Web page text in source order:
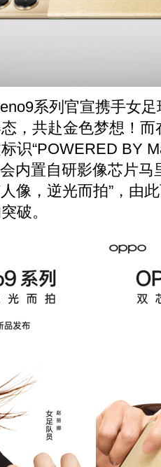
系列官宣携手女足
，共赴金色梦想！
识“POWERED BY
内置自研影像芯片马
像，逆光而拍”，由
破。